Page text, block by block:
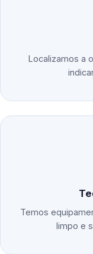
Localizamos a
Temos
limpo e